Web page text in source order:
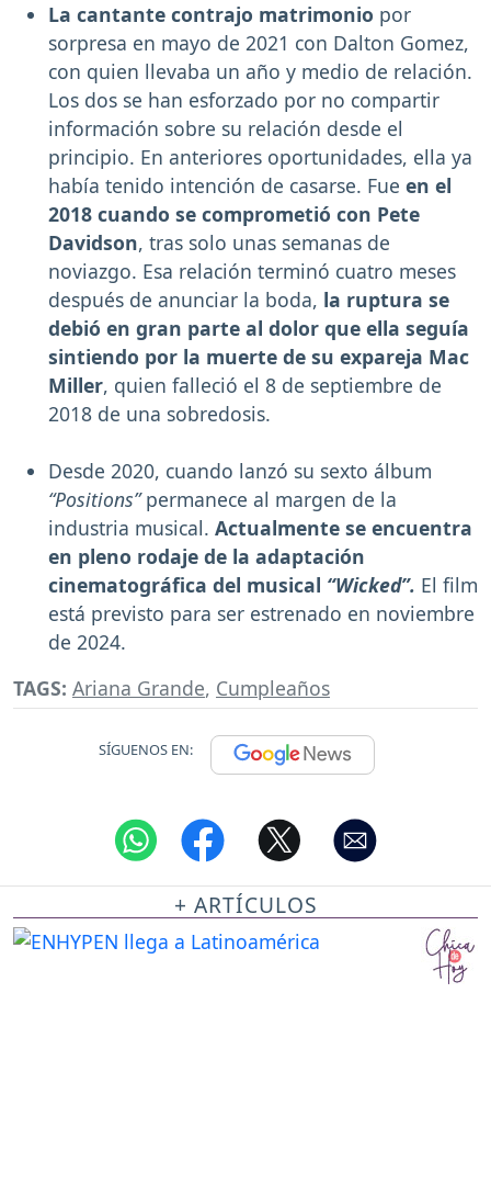
La cantante contrajo matrimonio por
sorpresa en mayo de 2021 con Dalton Gomez,
con quien llevaba un año y medio de relación.
Los dos se han esforzado por no compartir
información sobre su relación desde el
principio. En anteriores oportunidades, ella ya
había tenido intención de casarse. Fue en el
2018 cuando se comprometió con Pete
Davidson, tras solo unas semanas de
noviazgo. Esa relación terminó cuatro meses
después de anunciar la boda, la ruptura se
debió en gran parte al dolor que ella seguía
sintiendo por la muerte de su expareja Mac
Miller, quien falleció el 8 de septiembre de
2018 de una sobredosis.
Desde 2020, cuando lanzó su sexto álbum
“Positions”permanece al margen de la
industria musical. Actualmente se encuentra
en pleno rodaje de la adaptación
cinematográfica del musical “Wicked”. El film
está previsto para ser estrenado en noviembre
de 2024.
TAGS: Ariana Grande, Cumpleaños
SÍGUENOS EN:
+ ARTÍCULOS